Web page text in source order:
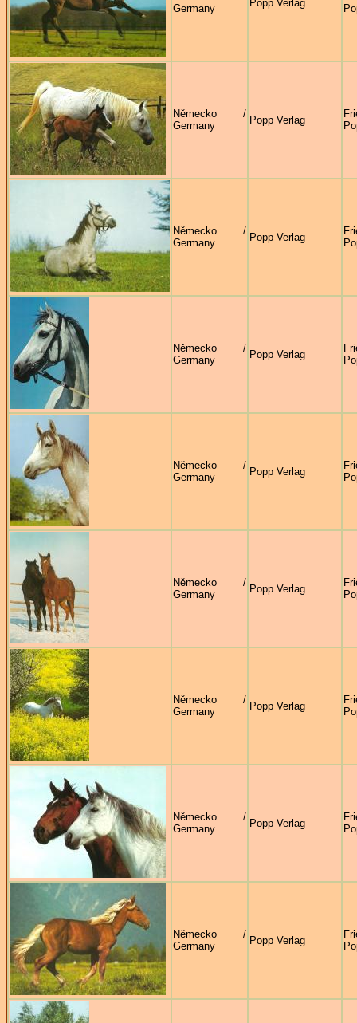
Germany
Popp Verlag
Německo /
Germany
Popp Verlag
Německo /
Germany
Popp Verlag
Německo /
Germany
Popp Verlag
Německo /
Germany
Popp Verlag
Německo /
Germany
Popp Verlag
Německo /
Germany
Popp Verlag
Německo /
Germany
Popp Verlag
Německo /
Germany
Popp Verlag